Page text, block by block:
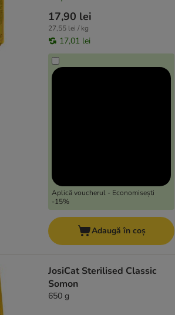
17,90 lei
27,55 lei / kg
17,01 lei
Aplică voucherul - Economisești
-15%
Adaugă în coș
JosiCat Sterilised Classic
Somon
650 g